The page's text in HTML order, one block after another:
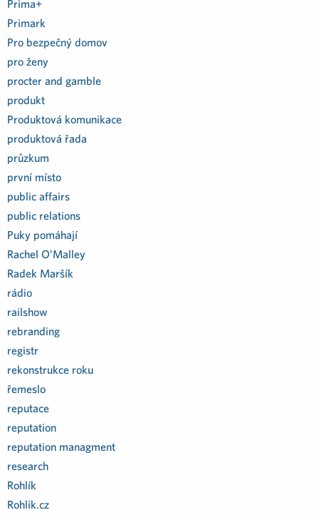
Prima+
Primark
Pro bezpečný domov
pro ženy
procter and gamble
produkt
Produktová komunikace
produktová řada
průzkum
první místo
public affairs
public relations
Puky pomáhají
Rachel O’Malley
Radek Maršík
rádio
railshow
rebranding
registr
rekonstrukce roku
řemeslo
reputace
reputation
reputation managment
research
Rohlík
Rohlik.cz